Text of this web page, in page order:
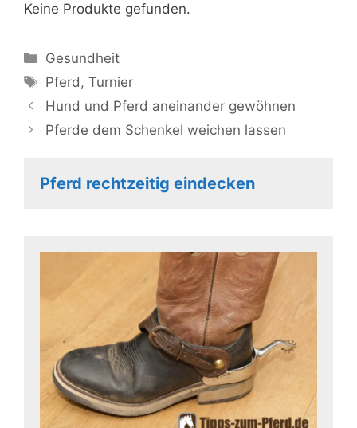
Keine Produkte gefunden.
Kategorien
Gesundheit
Schlagwörter
Pferd,Turnier
Hund und Pferd aneinander gewöhnen
Pferde dem Schenkel weichen lassen
Pferd rechtzeitig eindecken